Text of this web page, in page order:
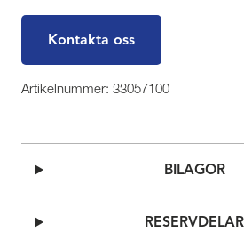
Kontakta oss
Artikelnummer: 33057100
BILAGOR
RESERVDELAR